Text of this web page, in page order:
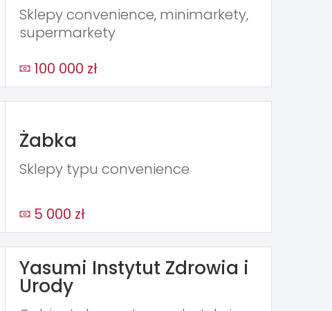
Sklepy convenience, minimarkety,
supermarkety
100 000 zł
Żabka
Sklepy typu convenience
5 000 zł
Yasumi Instytut Zdrowia i
Urody